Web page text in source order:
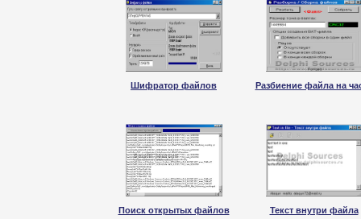
Шифратор файлов Разбиение файла на
Поиск открытых файлов Текст внутри файла